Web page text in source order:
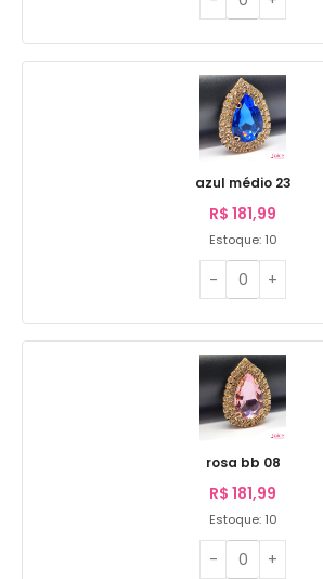
azul médio 23
R$ 181,99
Estoque: 10
rosa bb 08
R$ 181,99
Estoque: 10